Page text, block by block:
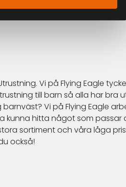
. Vi på Flying Eagle
till barn så alla har bra
barnväst? Vi på Flying Eagle
hitta något som passar
sortiment och våra låga
också!